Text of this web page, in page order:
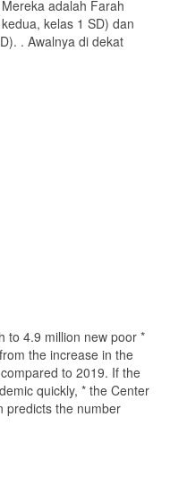
adalah Farah
kelas 1 SD) dan
. Awalnya di dekat
to 4.9 million new poor *
the increase in the
to 2019. If the
quickly, * the Center
predicts the number